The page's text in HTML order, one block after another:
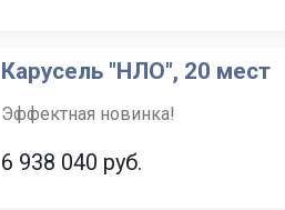
Карусель "НЛО", 20 мест
Эффектная новинка!
6 938 040 руб.